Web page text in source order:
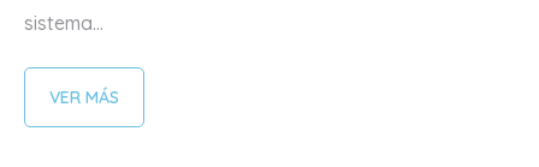
sistema...
VER MÁS